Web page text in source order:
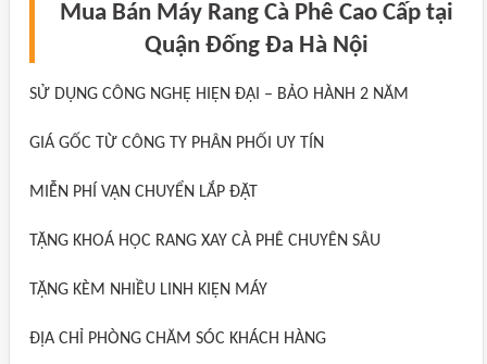
Mua Bán Máy Rang Cà Phê Cao Cấp tại
Quận Đống Đa Hà Nội
SỬ DỤNG CÔNG NGHỆ HIỆN ĐẠI – BẢO HÀNH 2 NĂM
GIÁ GỐC TỪ CÔNG TY PHÂN PHỐI UY TÍN
MIỄN PHÍ VẬN CHUYỂN LẮP ĐẶT
TẶNG KHOÁ HỌC RANG XAY CÀ PHÊ CHUYÊN SÂU
TẶNG KÈM NHIỀU LINH KIỆN MÁY
ĐỊA CHỈ PHÒNG CHĂM SÓC KHÁCH HÀNG